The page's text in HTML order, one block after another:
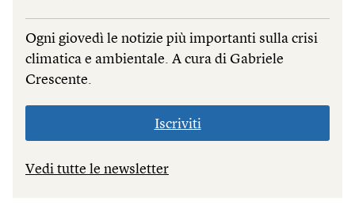
Ogni giovedì le notizie più importanti sulla crisi
climatica e ambientale. A cura di Gabriele
Crescente.
Iscriviti
Vedi tutte le newsletter